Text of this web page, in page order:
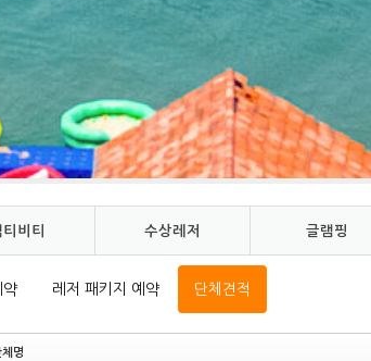
비티 수상레저 글램핑
레저 패키지 예약 단체견적
체명